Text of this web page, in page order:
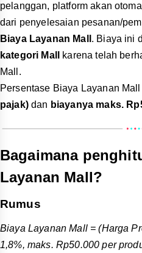
pelanggan, platform akan
dari penyelesaian pesanan/
Biaya Layanan Mall . Biaya ini
kategori Mall
karena telah
Mall.
Persentase Biaya Layanan
pajak)dan biayanya maks.
Bagaimana
Layanan Mall?
Rumus
Biaya Layanan Mall = (Harga
1,8%, maks. Rp50.000 per